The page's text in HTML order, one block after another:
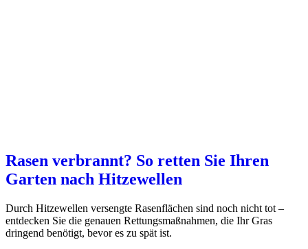
Rasen verbrannt? So retten Sie Ihren
Garten nach Hitzewellen
Durch Hitzewellen versengte Rasenflächen sind noch nicht tot –
entdecken Sie die genauen Rettungsmaßnahmen, die Ihr Gras
dringend benötigt, bevor es zu spät ist.